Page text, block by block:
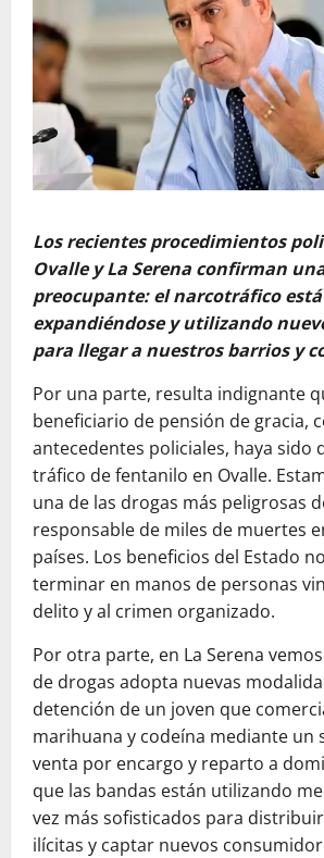
Los recientes procedimientos
Ovalle y La Serena confirman
preocupante: el narcotráfico
expandiéndose y utilizando
para llegar a nuestros barrios y
Por una parte, resulta indignante
beneficiario de pensión de gracia,
antecedentes policiales, haya sido
tráfico de fentanilo en Ovalle.
una de las drogas más peligrosas
responsable de miles de muertes
países. Los beneficios del Estado
terminar en manos de personas
delito y al crimen organizado.
Por otra parte, en La Serena
de drogas adopta nuevas
detención de un joven que
marihuana y codeína mediante un
venta por encargo y reparto a
que las bandas están utilizando
vez más sofisticados para
ilícitas y captar nuevos